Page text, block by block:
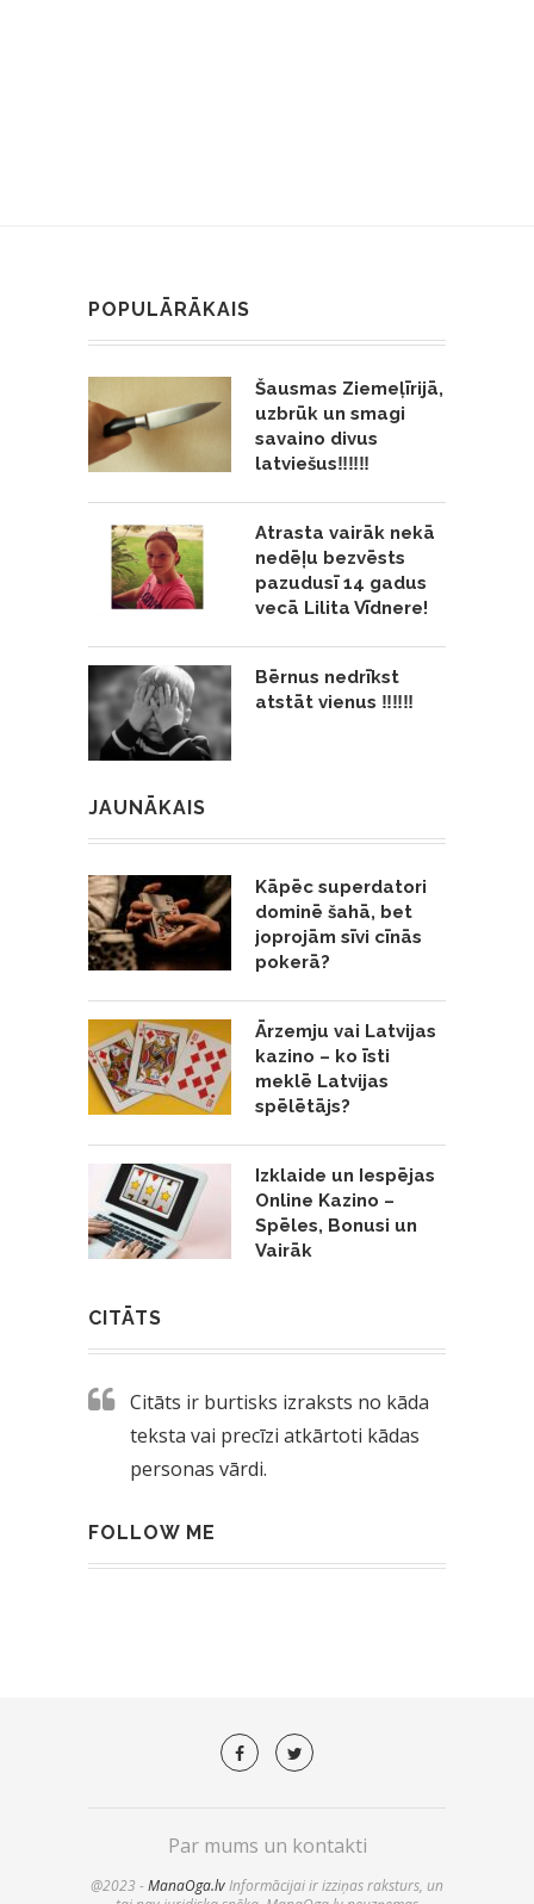
POPULĀRĀKAIS
Šausmas Ziemeļīrijā,
uzbrūk un smagi
savaino divus
latviešus‼️‼️‼️
Atrasta vairāk nekā
nedēļu bezvēsts
pazudusī 14 gadus
vecā Lilita Vīdnere!
Bērnus nedrīkst
atstāt vienus ‼️‼️‼️
JAUNĀKAIS
Kāpēc superdatori
dominē šahā, bet
joprojām sīvi cīnās
pokerā?
Ārzemju vai Latvijas
kazino – ko īsti
meklē Latvijas
spēlētājs?
Izklaide un Iespējas
Online Kazino –
Spēles, Bonusi un
Vairāk
CITĀTS
Citāts ir burtisks izraksts no kāda
teksta vai precīzi atkārtoti kādas
personas vārdi.
FOLLOW ME
Par mums un kontakti
@2023 - ManaOga.lvInformācijai ir izziņas raksturs, un